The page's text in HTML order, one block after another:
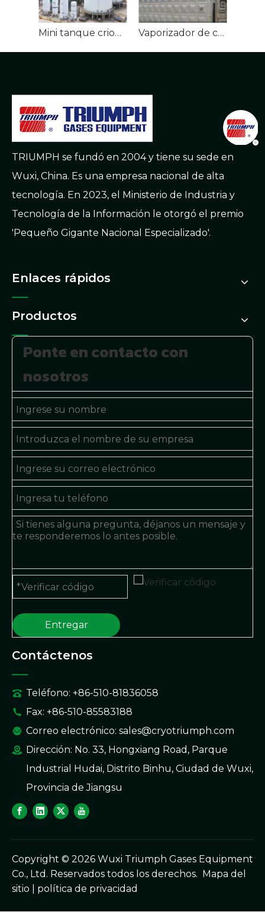
Mini tanque criogénico de alto rendimiento para GNL Vaporizador de combustión sumergida
TRIUMPH se fundó en 2004 y tiene su sede en
Wuxi, China. Es una empresa nacional de alta
tecnología. En 2023, el Ministerio de Industria y
Tecnología de la Información le otorgó el premio
'Pequeño Gigante Nacional Especializado'.
Enlaces rápidos
Productos
Ponte en contacto con
nosotros
Entregar
Contáctenos
Teléfono: +86-510-81836058
Fax: +86-510-85583188
Correo electrónico: sales@cryotriumph.com
Dirección: No. 33, Hongxiang Road, Parque
Industrial Hudai, Distrito Binhu, Ciudad de Wuxi,
Provincia de Jiangsu
Copyright © 2026 Wuxi Triumph Gases Equipment
Co., Ltd. Reservados todos los derechos.
Mapa del
sitio
política de privacidad